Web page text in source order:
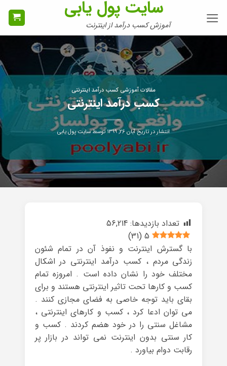
سایت پول یابی
آموزش کسب درآمد از اینترنت
مقالات آموزشی کسب درآمد اینترنتی
کسب درآمد اینترنتی
انتشار در تاریخآبان ۲۶, ۱۳۹۹ توسطسایت پول یابی
تعداد بازدیدها: 56,214
5
(
31
)
با گسترش اینترنت و نفوذ آن در تمام شئون
زندگی مردم ، کسب درآمد اینترنتی در اشکال
مختلف خود را نشان داده است . امروزه تمام
کسب و کارها تحت تاثیر اینترنتی هستند و برای
بقای باید توجه خاصی به فضای مجازی کنند .
می توان ادعا کرد ، کسب و کارهای اینترنتی ،
مشاغل سنتی را در خود هضم کردند . کسب و
کار سنتی بدون اینترنت نمی تواند در بازار پر
رقابت دوام بیاورد .